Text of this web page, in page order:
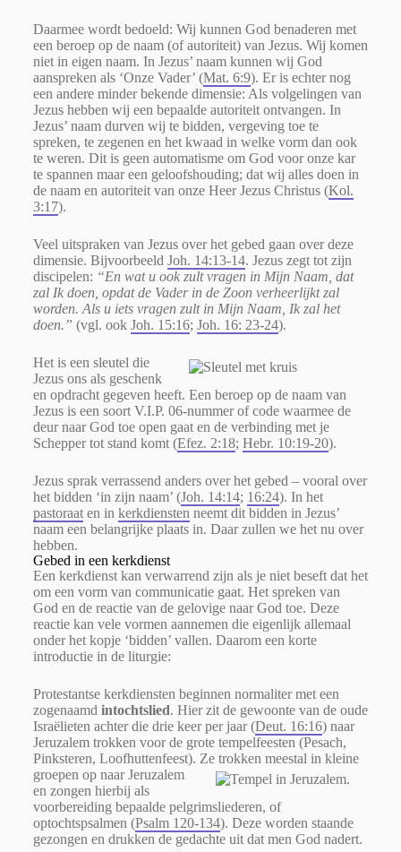
Daarmee wordt bedoeld: Wij kunnen God benaderen met
een beroep op de naam (of autoriteit) van Jezus. Wij komen
niet in eigen naam. In Jezus’ naam kunnen wij God
aanspreken als ‘Onze Vader’ (Mat. 6:9). Er is echter nog
een andere minder bekende dimensie: Als volgelingen van
Jezus hebben wij een bepaalde autoriteit ontvangen. In
Jezus’ naam durven wij te bidden, vergeving toe te
spreken, te zegenen en het kwaad in welke vorm dan ook
te weren. Dit is geen automatisme om God voor onze kar
te spannen maar een geloofshouding; dat wij alles doen in
de naam en autoriteit van onze Heer Jezus Christus (Kol.
3:17).
Veel uitspraken van Jezus over het gebed gaan over deze
dimensie. Bijvoorbeeld Joh. 14:13-14. Jezus zegt tot zijn
discipelen: “En wat u ook zult vragen in Mijn Naam, dat
zal Ik doen, opdat de Vader in de Zoon verheerlijkt zal
worden. Als u iets vragen zult in Mijn Naam, Ik zal het
doen.” (vgl. ook Joh. 15:16; Joh. 16: 23-24).
Het is een sleutel die
Jezus ons als geschenk
en opdracht gegeven heeft. Een beroep op de naam van
Jezus is een soort V.I.P. 06-nummer of code waarmee de
deur naar God toe open gaat en de verbinding met je
Schepper tot stand komt (Efez. 2:18; Hebr. 10:19-20).
Jezus sprak verrassend anders over het gebed – vooral over
het bidden ‘in zijn naam’ (Joh. 14:14; 16:24). In het
pastoraaten in kerkdiensten neemt dit bidden in Jezus’
naam een belangrijke plaats in. Daar zullen we het nu over
hebben.
Gebed in een kerkdienst
Een kerkdienst kan verwarrend zijn als je niet beseft dat het
om een vorm van communicatie gaat. Het spreken van
God en de reactie van de gelovige naar God toe. Deze
reactie kan vele vormen aannemen die eigenlijk allemaal
onder het kopje ‘bidden’ vallen. Daarom een korte
introductie in de liturgie:
Protestantse kerkdiensten beginnen normaliter met een
zogenaamd intochtslied. Hier zit de gewoonte van de oude
Israëlieten achter die drie keer per jaar (Deut. 16:16) naar
Jeruzalem trokken voor de grote tempelfeesten (Pesach,
Pinksteren, Loofhuttenfeest). Ze trokken meestal in kleine
groepen op naar Jeruzalem
en zongen hierbij als
voorbereiding bepaalde pelgrimsliederen, of
optochtspsalmen (Psalm 120-134). Deze worden staande
gezongen en drukken de gedachte uit dat men God nadert.